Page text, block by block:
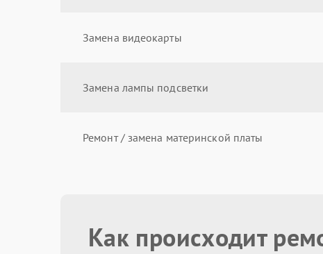
Замена видеокарты
Замена лампы подсветки
Ремонт / замена материнской платы
Замена матрицы
Как происходит